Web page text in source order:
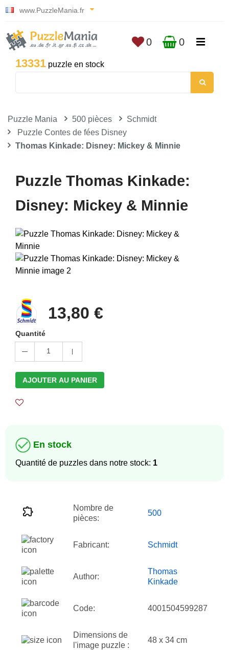
www.PuzzleMania.fr
13331 puzzle en stock
0 0
Puzzle Mania 500 pièces
Schmidt
Puzzle Contes de fées Disney
Thomas Kinkade: Disney: Mickey & Minnie
Puzzle Thomas Kinkade:
Disney: Mickey & Minnie
13,80 €
Quantité
1
AJOUTER AU PANIER
En stock
Quantité de puzzles dans notre stock: 1
Nombre de
pièces:
500
Fabricant: Schmidt
Author:
Thomas
Kinkade
Code: 4001504599287
Dimensions de
l'image puzzle :
48 x 34 cm